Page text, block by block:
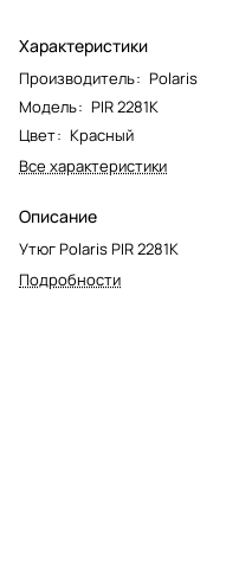
Характеристики
Производитель: Polaris
Модель: PIR 2281K
Цвет: Красный
Все характеристики
Описание
Утюг Polaris PIR 2281K
Подробности